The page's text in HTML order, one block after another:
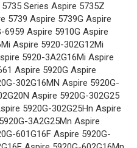
Series Aspire 5735Z
5739 Aspire 5739G Aspire
6959 Aspire 5910G Aspire
Aspire 5920-302G12Mi
5920-3A2G16Mi Aspire
Aspire 5920G Aspire
302G16MN Aspire 5920G-
Aspire 5920G-302G25
5920G-302G25Hn Aspire
3A2G25Mn Aspire
601G16F Aspire 5920G-